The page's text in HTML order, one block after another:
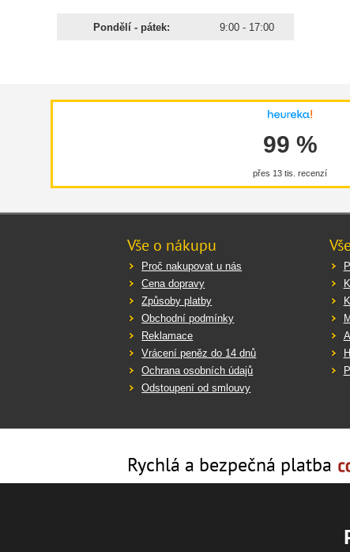
Pondělí - pátek: 9:00 - 17:00
99 %
přes 13 tis. recenzí
Vše o nákupu
Proč nakupovat u nás
Cena dopravy
Způsoby platby
Obchodní podmínky
Reklamace
Vrácení peněz do 14 dnů
Ochrana osobních údajů
Odstoupení od smlouvy
Rychlá a bezpečná platba